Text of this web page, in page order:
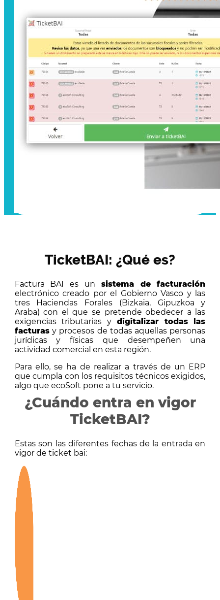
TicketBAI: ¿Qué es?
Factura BAI es un sistema de facturación
electrónico creado por el Gobierno Vasco y las
tres Haciendas Forales (Bizkaia, Gipuzkoa y
Araba) con el que se pretende obedecer a las
exigencias tributarias y digitalizar todas las
facturasy procesos de todas aquellas personas
jurídicas y físicas que desempeñen una
actividad comercial en esta región.
Para ello, se ha de realizar a través de un ERP
que cumpla con los requisitos técnicos exigidos,
algo que ecoSoft pone a tu servicio.
¿Cuándo entra en vigor
TicketBAI?
Estas son las diferentes fechas de la entrada en
vigor de ticket bai: